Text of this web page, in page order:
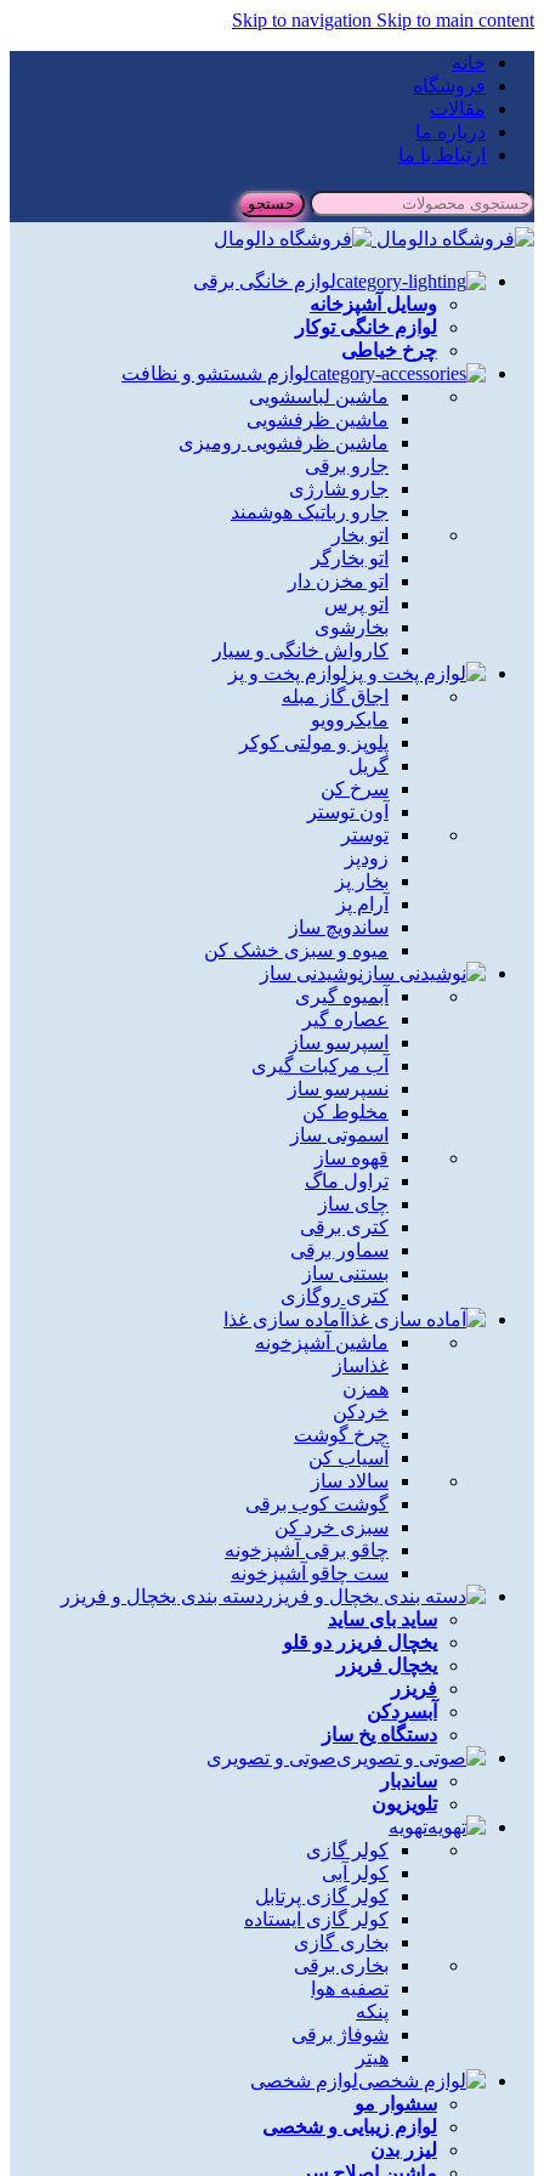
Skip to navigation Skip to main content
خانه
فروشگاه
مقالات
درباره ما
ارتباط با ما
جستجو
لوازم خانگی برقی
وسایل آشپزخانه
لوازم خانگی توکار
چرخ خیاطی
لوازم شستشو و نظافت
ماشین لباسشویی
ماشین ظرفشویی
ماشین ظرفشویی رومیزی
جارو برقی
جارو شارژی
جارو رباتیک هوشمند
اتو بخار
اتو بخارگر
اتو مخزن دار
اتو پرس
بخارشوی
کارواش خانگی و سیار
لوازم پخت و پز
اجاق گاز مبله
مایکروویو
پلوپز و مولتی کوکر
گریل
سرخ کن
آون توستر
توستر
زودپز
بخار پز
آرام پز
ساندویچ ساز
میوه و سبزی خشک کن
نوشیدنی ساز
آبمیوه گیری
عصاره گیر
اسپرسو ساز
آب مرکبات گیری
نسپرسو ساز
مخلوط کن
اسموتی ساز
قهوه ساز
تراول ماگ
چای ساز
کتری برقی
سماور برقی
بستنی ساز
کتری روگازی
آماده سازی غذا
ماشین آشپزخونه
غذاساز
همزن
خردکن
چرخ گوشت
آسیاب کن
سالاد ساز
گوشت کوب برقی
سبزی خرد کن
چاقو برقی آشپزخونه
ست چاقو آشپزخونه
دسته بندی یخچال و فریزر
ساید بای ساید
یخچال فریزر دو قلو
یخچال فریزر
فریزر
آبسردکن
دستگاه یخ ساز
صوتی و تصویری
ساندبار
تلویزیون
تهویه
کولر گازی
کولر آبی
کولر گازی پرتابل
کولر گازی ایستاده
بخاری گازی
بخاری برقی
تصفیه هوا
پنکه
شوفاژ برقی
هیتر
لوازم شخصی
سشوار مو
لوازم زیبایی و شخصی
لیزر بدن